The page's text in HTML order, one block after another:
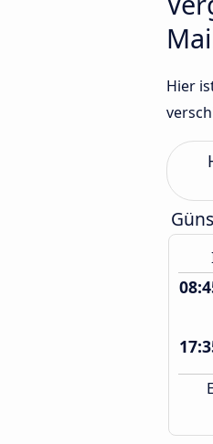
Hier